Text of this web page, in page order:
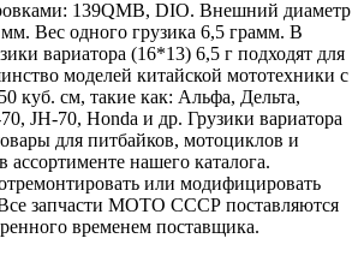
139QMB, DIO. Внешний диаметр
Вес одного грузика 6,5 грамм. В
вариатора (16*13) 6,5 г подходят для
моделей китайской мототехники с
куб. см, такие как: Альфа, Дельта,
JH-70, Honda и др. Грузики вариатора
для питбайков, мотоциклов и
ассортименте нашего каталога.
или модифицировать
запчасти МОТО СССР поставляются
временем поставщика.